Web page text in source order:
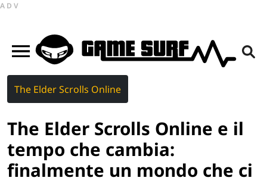
ADV
The Elder Scrolls Online
The Elder Scrolls Online e il
tempo che cambia:
finalmente un mondo che ci